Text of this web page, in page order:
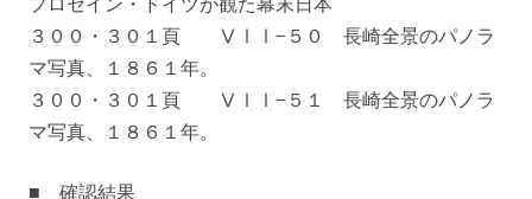
３００・３０１頁 ⅤⅠⅠ−５０ 長崎全景のパノラ
マ写真、１８６１年。
３００・３０１頁 ⅤⅠⅠ−５１ 長崎全景のパノラ
マ写真、１８６１年。
■ 確認結果